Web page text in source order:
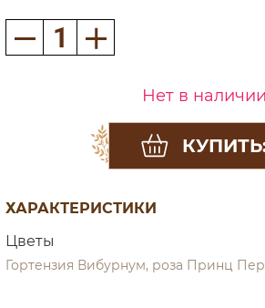
Нет в наличии
ХАРАКТЕРИСТИКИ
Цветы
Гортензия Вибурнум, роза Принц